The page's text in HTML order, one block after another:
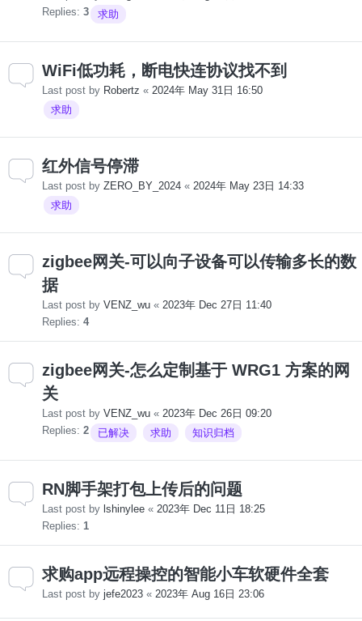
Replies: 3 求助
WiFi低功耗，断电快连协议找不到
Last post by Robertz « 2024年 May 31日 16:50
求助
红外信号停滞
Last post by ZERO_BY_2024 « 2024年 May 23日 14:33
求助
zigbee网关-可以向子设备可以传输多长的数
据
Last post by VENZ_wu « 2023年 Dec 27日 11:40
Replies: 4
zigbee网关-怎么定制基于 WRG1 方案的网
关
Last post by VENZ_wu « 2023年 Dec 26日 09:20
Replies: 2 已解决 求助 知识归档
RN脚手架打包上传后的问题
Last post by lshinylee « 2023年 Dec 11日 18:25
Replies: 1
求购app远程操控的智能小车软硬件全套
Last post by jefe2023 « 2023年 Aug 16日 23:06